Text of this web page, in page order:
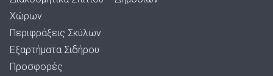
Χώρων
Περιφράξεις Σκύλων
Εξαρτήματα Σιδήρου
Προσφορές